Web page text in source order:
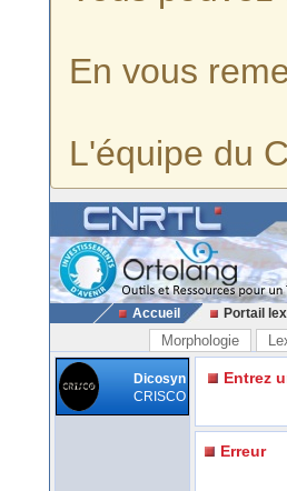
En vous
L'équipe du
Accueil Portail
Morphologie
Dicosyn
CRISCO
Entrez
Erreur